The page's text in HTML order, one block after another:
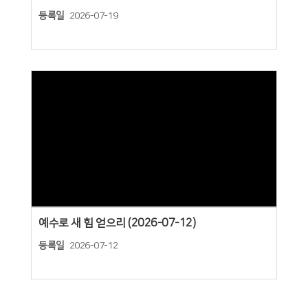
등록일 2026-07-19
예수로 새 힘 얻으리 (2026-07-12)
등록일 2026-07-12